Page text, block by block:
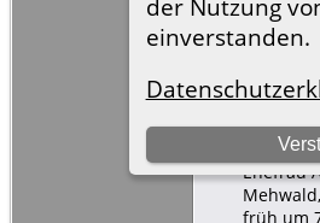
der Nutzung
einverstanden.
Nr. 70
Wurde
Ober
Ehefrau
früh um